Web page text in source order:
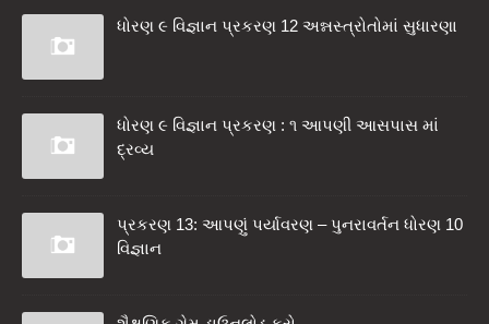
ધોરણ ૯ વિજ્ઞાન પ્રકરણ 12 અન્નસ્ત્રોતોમાં સુધારણા
ધોરણ ૯ વિજ્ઞાન પ્રકરણ : ૧ આપણી આસપાસ માં
દ્રવ્ય
પ્રકરણ 13: આપણું પર્યાવરણ – પુનરાવર્તન ધોરણ 10
વિજ્ઞાન